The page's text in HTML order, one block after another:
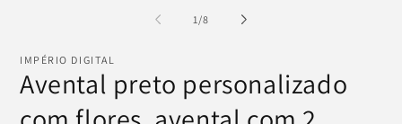
modal
1/de
8
IMPÉRIO DIGITAL
Avental preto personalizado